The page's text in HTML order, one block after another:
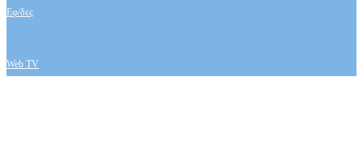
Εφ/δες
Web TV